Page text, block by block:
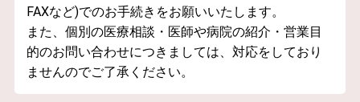
FAXなど)でのお手続きをお願いいたします。
また、個別の医療相談・医師や病院の紹介・営業目
的のお問い合わせにつきましては、対応をしており
ませんのでご了承ください。